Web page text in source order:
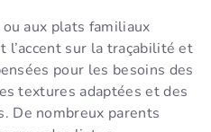
aux plats familiaux
l’accent sur la traçabilité et
pour les besoins des
textures adaptées et des
De nombreux parents